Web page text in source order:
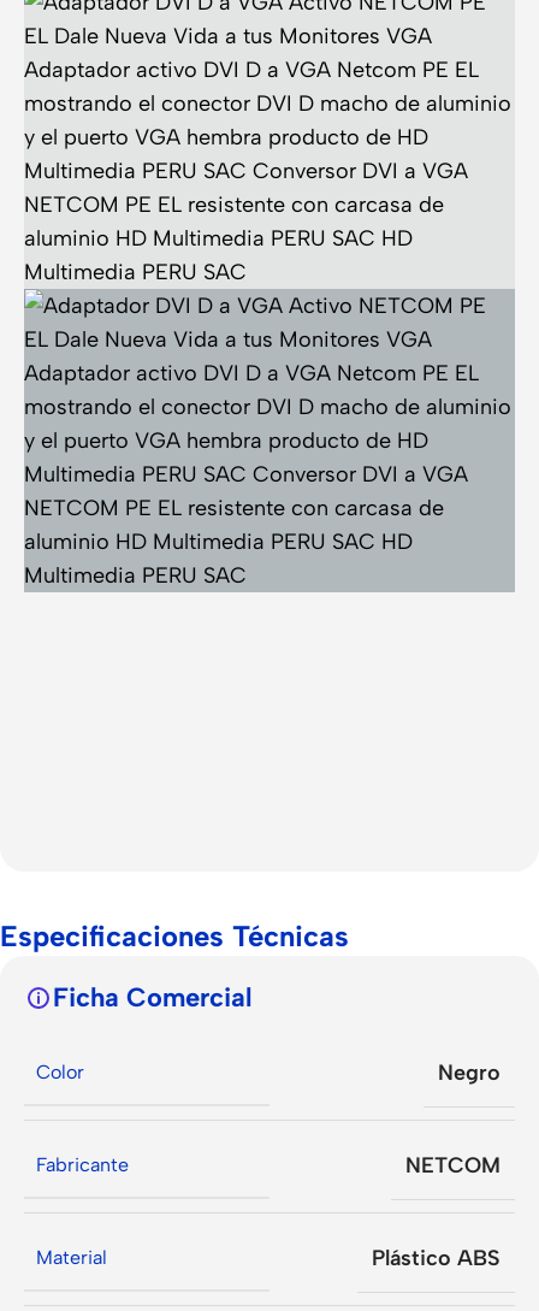
Especificaciones Técnicas
Ficha Comercial
Color Negro
Fabricante NETCOM
Material Plástico ABS